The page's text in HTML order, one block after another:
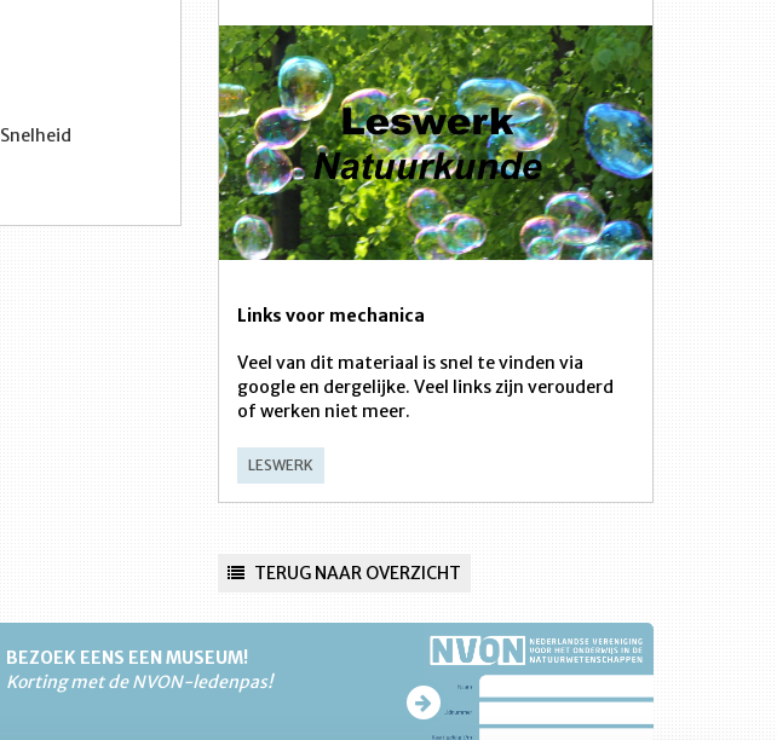
Snelheid
Links voor mechanica
Veel van dit materiaal is snel te vinden via
google en dergelijke. Veel links zijn verouderd
of werken niet meer.
LESWERK
TERUG NAAR OVERZICHT
BEZOEK EENS EEN MUSEUM!
Korting met de NVON-ledenpas!